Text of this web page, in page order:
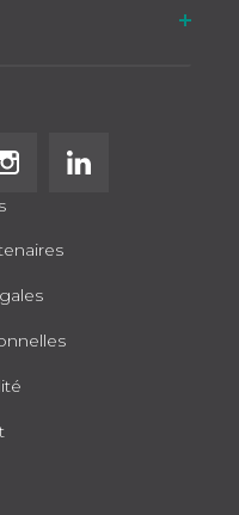
on Youtube
Follow us on Instagram
Follow us on